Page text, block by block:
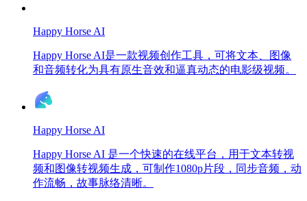
Happy Horse AI
Happy Horse AI是一款视频创作工具，可将文本、图像
和音频转化为具有原生音效和逼真动态的电影级视频。
Happy Horse AI
Happy Horse AI 是一个快速的在线平台，用于文本转视
频和图像转视频生成，可制作1080p片段，同步音频，动
作流畅，故事脉络清晰。